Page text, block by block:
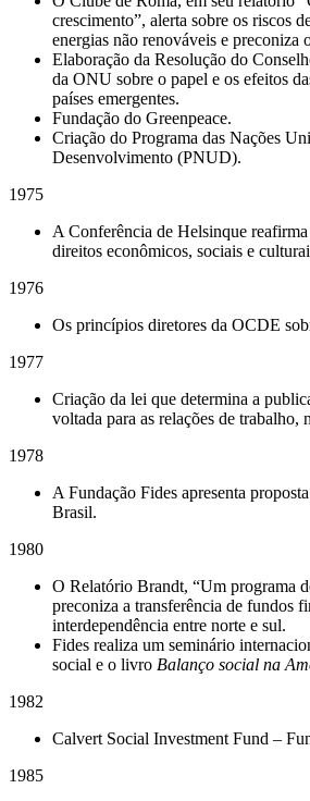
crescimento”, alerta sobre os riscos
energias não renováveis e preconiza
Elaboração da Resolução do
da ONU sobre o papel e os efeitos
países emergentes.
Fundação do Greenpeace.
Criação do Programa das Nações
Desenvolvimento (PNUD).
1975
A Conferência de Helsinque
direitos econômicos, sociais e
1976
Os princípios diretores da OCDE
1977
Criação da lei que determina a
voltada para as relações de trabalho,
1978
A Fundação Fides apresenta
Brasil.
1980
O Relatório Brandt, “Um programa
preconiza a transferência de fundos
interdependência entre norte e sul.
Fides realiza um seminário
social e o livro Balanço social na
1982
Calvert Social Investment Fund –
1985